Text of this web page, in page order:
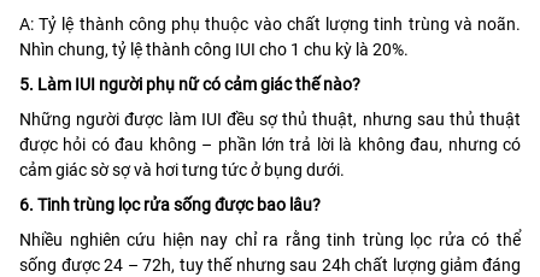
A: Tỷ lệ thành công phụ thuộc vào chất lượng tinh trùng và noãn.
Nhìn chung, tỷ lệ thành công IUI cho 1 chu kỳ là 20%.
5. Làm IUI người phụ nữ có cảm giác thế nào?
Những người được làm IUI đều sợ thủ thuật, nhưng sau thủ thuật
được hỏi có đau không – phần lớn trả lời là không đau, nhưng có
cảm giác sờ sợ và hơi tưng tức ở bụng dưới.
6. Tinh trùng lọc rửa sống được bao lâu?
Nhiều nghiên cứu hiện nay chỉ ra rằng tinh trùng lọc rửa có thể
sống được 24 – 72h, tuy thế nhưng sau 24h chất lượng giảm đáng